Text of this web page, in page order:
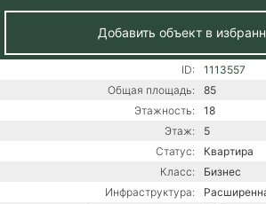
Добавить объект в
ID:
1113557
Общая площадь:
85
Этажность:
18
Этаж:
5
Статус:
Квартира
Класс:
Бизнес
Инфраструктура: